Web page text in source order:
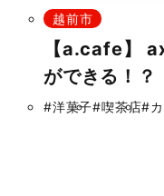
越前市
【a.cafe】
ができる！？
#洋菓子#喫茶店#